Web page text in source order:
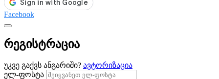
Facebook
რეგისტრაცია
უკვე გაქვს ანგარიში? ავტორიზაცია
ელ-ფოსტა